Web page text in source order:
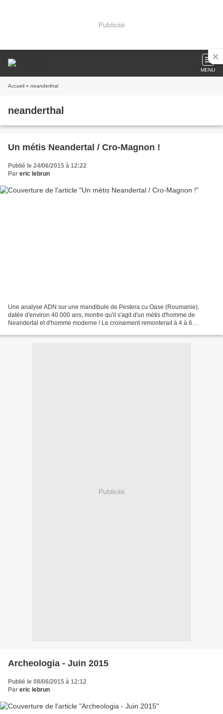
Publicité
MENU
Accueil » neanderthal
neanderthal
Un métis Neandertal / Cro-Magnon !
Publié le 24/06/2015 à 12:22
Par eric lebrun
Une analyse ADN sur une mandibule de Pestera cu Oase (Roumanie),
datée d'environ 40.000 ans, montre qu'il s'agit d'un métis d'homme de
Neandertal et d'homme moderne ! Le croisement remonterait à 4 à 6
Publicité
Archeologia - Juin 2015
Publié le 08/06/2015 à 12:12
Par eric lebrun